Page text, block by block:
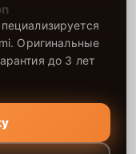
Оригинальные
до 3 лет